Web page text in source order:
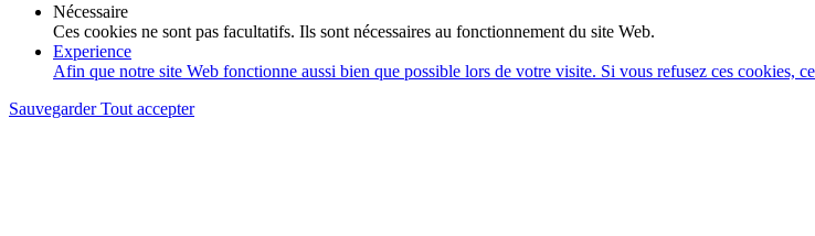
Nécessaire
Ces cookies ne sont pas facultatifs. Ils sont nécessaires au fonctionnement du site Web.
Experience
Afin que notre site Web fonctionne aussi bien que possible lors de votre visite. Si vous refusez ces cookies,
SauvegarderTout accepter